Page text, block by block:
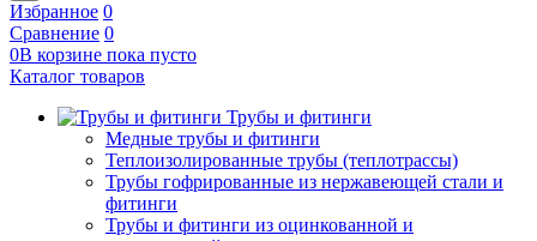
Избранное 0
Сравнение 0
0В корзине пока пусто
Каталог товаров
Трубы и фитинги
Медные трубы и фитинги
Теплоизолированные трубы (теплотрассы)
Трубы гофрированные из нержавеющей стали и
фитинги
Трубы и фитинги из оцинкованной и